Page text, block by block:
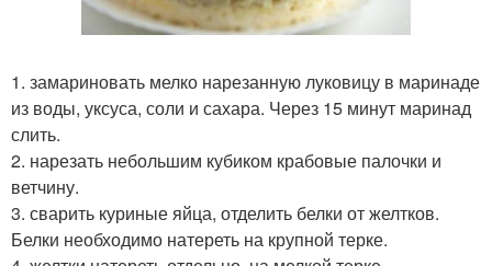
1. замариновать мелко нарезанную луковицу в маринаде
из воды, уксуса, соли и сахара. Через 15 минут маринад
слить.
2. нарезать небольшим кубиком крабовые палочки и
ветчину.
3. сварить куриные яйца, отделить белки от желтков.
Белки необходимо натереть на крупной терке.